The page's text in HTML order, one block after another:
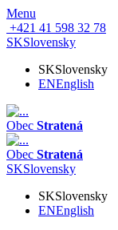
Menu
+421 41 598 32 78
SKSlovensky
SKSlovensky
ENEnglish
Obec Stratená
Obec Stratená
SKSlovensky
SKSlovensky
ENEnglish